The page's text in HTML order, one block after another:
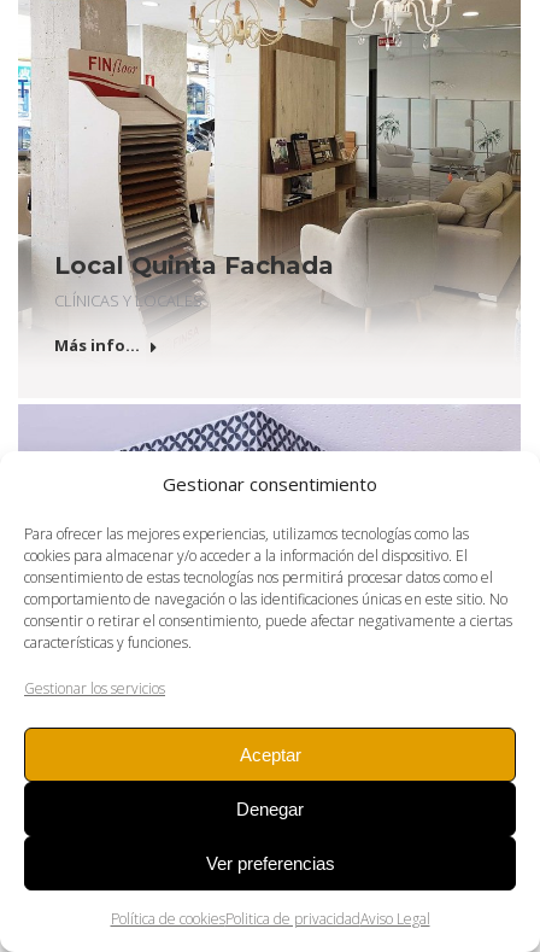
Gestionar consentimiento
Para ofrecer las mejores experiencias, utilizamos tecnologías como las
cookies para almacenar y/o acceder a la información del dispositivo. El
consentimiento de estas tecnologías nos permitirá procesar datos como el
comportamiento de navegación o las identificaciones únicas en este sitio. No
consentir o retirar el consentimiento, puede afectar negativamente a ciertas
características y funciones.
Gestionar los servicios
Aceptar
Denegar
Ver preferencias
Política de cookiesPolitica de privacidadAviso Legal
Local Quinta Fachada
CLÍNICAS Y LOCALES
Más info...
Mesón Paquita
¿Necesitas Ayuda?